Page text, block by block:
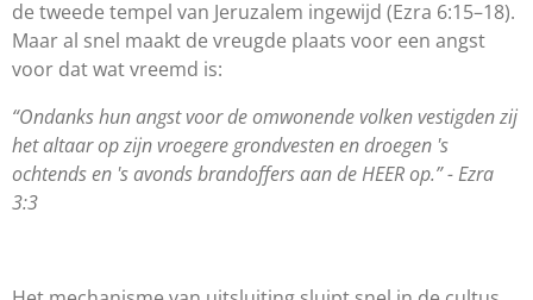
de tweede tempel van Jeruzalem ingewijd (Ezra 6:15–18).
Maar al snel maakt de vreugde plaats voor een angst
voor dat wat vreemd is:
“Ondanks hun angst voor de omwonende volken vestigden zij
het altaar op zijn vroegere grondvesten en droegen 's
ochtends en 's avonds brandoffers aan de HEER op.” - Ezra
3:3